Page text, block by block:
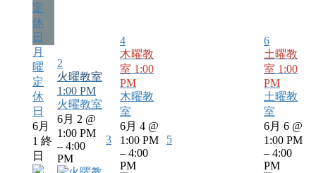
定
休
日
月
曜
定
休
日
6月
1 終
日
2
火曜教室
1:00 PM
火曜教室
6月 2 @
1:00 PM
– 4:00
PM
3
4
木曜教
室 1:00
PM
木曜教
室
6月 4 @
1:00 PM
– 4:00
PM
5
6
土曜教
室 1:00
PM
土曜教
室
6月 6 @
1:00 PM
– 4:00
PM